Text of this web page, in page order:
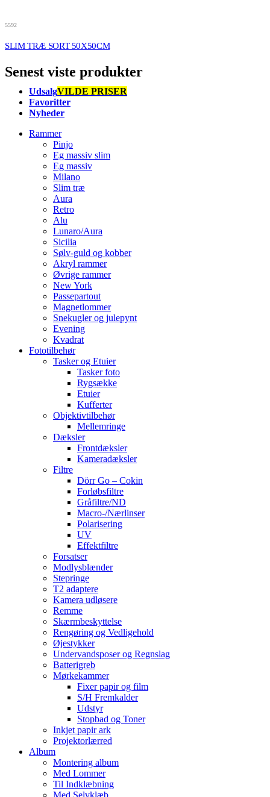
5592
SLIM TRÆ SORT 50X50CM
Senest viste produkter
UdsalgVILDE PRISER
Favoritter
Nyheder
Rammer
Pinjo
Eg massiv slim
Eg massiv
Milano
Slim træ
Aura
Retro
Alu
Lunaro/Aura
Sicilia
Sølv-guld og kobber
Akryl rammer
Øvrige rammer
New York
Passepartout
Magnetlommer
Snekugler og julepynt
Evening
Kvadrat
Fototilbehør
Tasker og Etuier
Tasker foto
Rygsække
Etuier
Kufferter
Objektivtilbehør
Mellemringe
Dæksler
Frontdæksler
Kameradæksler
Filtre
Dörr Go – Cokin
Forløbsfiltre
Gråfiltre/ND
Macro-/Nærlinser
Polarisering
UV
Effektfiltre
Forsatser
Modlysblænder
Stepringe
T2 adaptere
Kamera udløsere
Remme
Skærmbeskyttelse
Rengøring og Vedligehold
Øjestykker
Undervandsposer og Regnslag
Batterigreb
Mørkekammer
Fixer papir og film
S/H Fremkalder
Udstyr
Stopbad og Toner
Inkjet papir ark
Projektorlærred
Album
Montering album
Med Lommer
Til Indklæbning
Med Selvklæb